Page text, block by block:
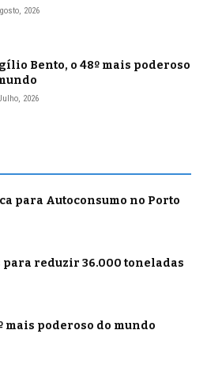
2026
Bento, o 48º mais poderoso
2026
para Autoconsumo no Porto
para reduzir 36.000 toneladas
poderoso do mundo